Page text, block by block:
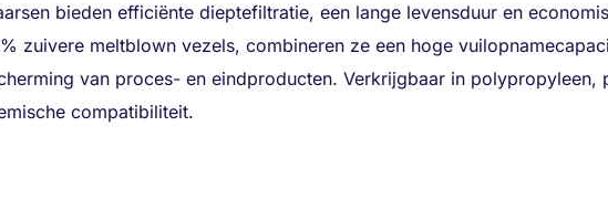
bieden efficiënte dieptefiltratie, een lange levensduur en
zuivere meltblown vezels, combineren ze een hoge
van proces- en eindproducten. Verkrijgbaar in polypropyleen,
compatibiliteit.